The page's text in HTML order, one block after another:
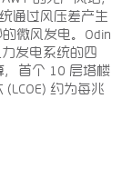
通过风压差产生
微风发电。Odin
发电系统的四
，首个 10 层塔楼
约为每兆